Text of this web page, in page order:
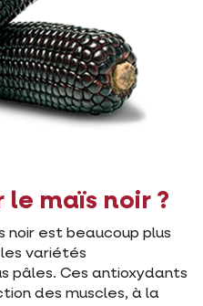
le maïs noir ?
noir est beaucoup plus
variétés
pâles. Ces antioxydants
des muscles, à la